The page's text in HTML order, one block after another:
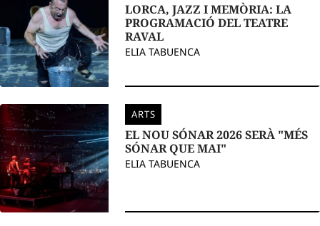
LORCA, JAZZ I MEMÒRIA: LA
PROGRAMACIÓ DEL TEATRE
RAVAL
ELIA TABUENCA
ARTS
EL NOU SÓNAR 2026 SERÀ "MÉS
SÓNAR QUE MAI"
ELIA TABUENCA